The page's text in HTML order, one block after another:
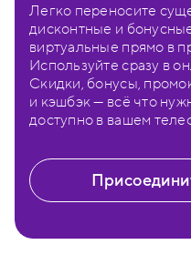
Легко переносите
дисконтные и
виртуальные прямо в
Используйте сразу в
Скидки, бонусы,
и кэшбэк — всё что
доступно в вашем